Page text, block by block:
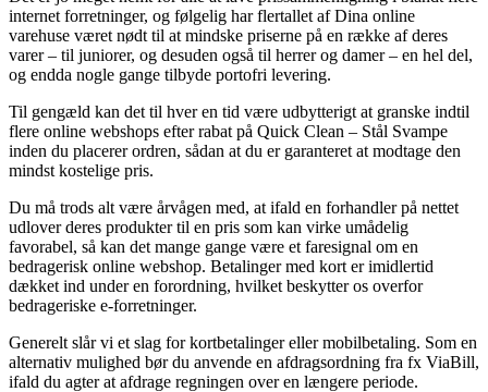
internet forretninger, og følgelig har flertallet af Dina online
varehuse været nødt til at mindske priserne på en række af deres
varer – til juniorer, og desuden også til herrer og damer – en hel del,
og endda nogle gange tilbyde portofri levering.
Til gengæld kan det til hver en tid være udbytterigt at granske indtil
flere online webshops efter rabat på Quick Clean – Stål Svampe
inden du placerer ordren, sådan at du er garanteret at modtage den
mindst kostelige pris.
Du må trods alt være årvågen med, at ifald en forhandler på nettet
udlover deres produkter til en pris som kan virke umådelig
favorabel, så kan det mange gange være et faresignal om en
bedragerisk online webshop. Betalinger med kort er imidlertid
dækket ind under en forordning, hvilket beskytter os overfor
bedrageriske e-forretninger.
Generelt slår vi et slag for kortbetalinger eller mobilbetaling. Som en
alternativ mulighed bør du anvende en afdragsordning fra fx ViaBill,
ifald du agter at afdrage regningen over en længere periode.